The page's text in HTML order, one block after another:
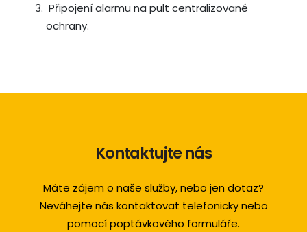
Připojení alarmu na pult centralizované
ochrany.
Kontaktujte nás
Máte zájem o naše služby, nebo jen dotaz?
Neváhejte nás kontaktovat telefonicky nebo
pomocí poptávkového formuláře.